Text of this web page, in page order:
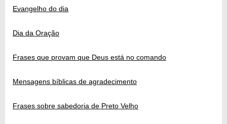
Evangelho do dia
Dia da Oração
Frases que provam que Deus está no comando
Mensagens bíblicas de agradecimento
Frases sobre sabedoria de Preto Velho